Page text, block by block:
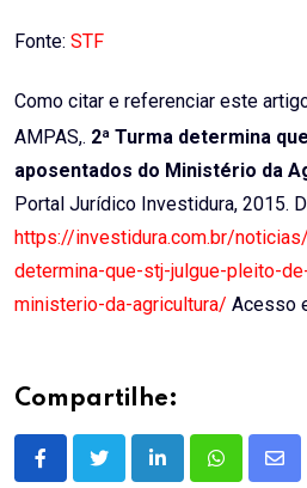
Fonte: STF
Como citar e referenciar este
AMPAS,. 2ª Turma determina
aposentados do Ministério da
Portal Jurídico Investidura, 2015.
https://investidura.com.br/
determina-que-stj-julgue-pleito-
ministerio-da-agricultura/ Acesso
Compartilhe:
LinkedInWhatsapp